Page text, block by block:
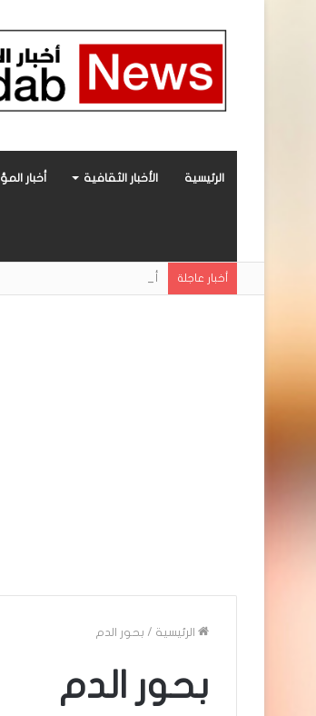
الرئيسية الأخبار الثقافية أخبار
أخبار عاجلة أحمد مغربي يروي الوجه الخفي
الرئيسية / بحور الدم
بحور الدم